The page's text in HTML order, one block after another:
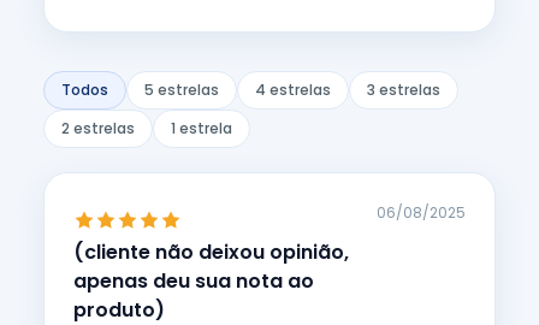
Todos 5 estrelas 4 estrelas
3 estrelas
2 estrelas
1 estrela
(cliente não deixou opinião,
apenas deu sua nota ao
produto)
06/08/2025